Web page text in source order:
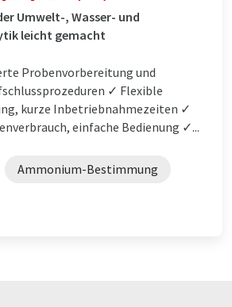
Umwelt-, Wasser- und
leicht gemacht
Probenvorbereitung und
✓ Flexible
kurze Inbetriebnahmezeiten ✓
einfache Bedienung ✓...
Ammonium-Bestimmung